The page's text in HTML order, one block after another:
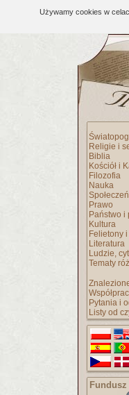
Używamy cookies w
Religie i
Biblia
Kościół i
Filozofia
Nauka
Prawo
Państwo i
Kultura
Felietony
Literatura
Ludzie,
Tematy
Pytania i
Listy od